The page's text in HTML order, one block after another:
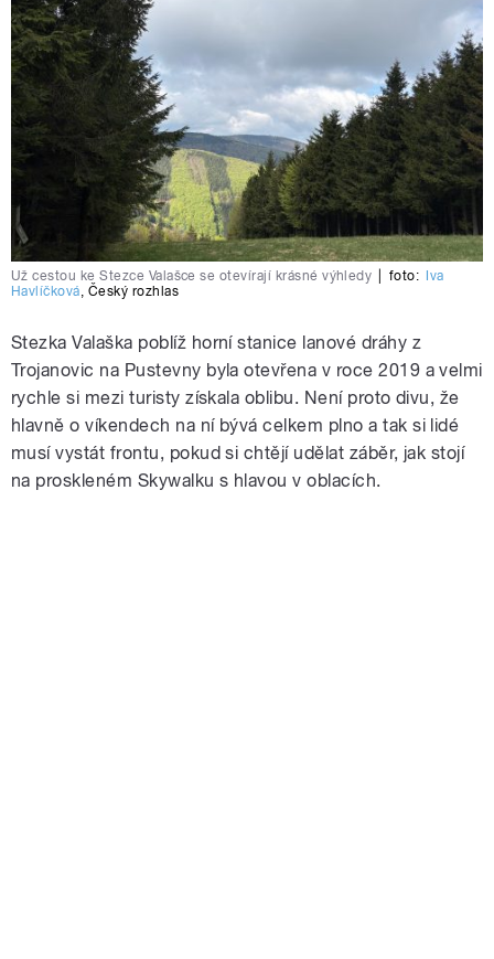
Už cestou ke Stezce Valašce se otevírají krásné výhledy foto: Iva
Havlíčková Český rozhlas
Stezka Valaška poblíž horní stanice lanové dráhy z
Trojanovic na Pustevny byla otevřena v roce 2019 a velmi
rychle si mezi turisty získala oblibu. Není proto divu, že
hlavně o víkendech na ní bývá celkem plno a tak si lidé
musí vystát frontu, pokud si chtějí udělat záběr, jak stojí
na proskleném Skywalku s hlavou v oblacích.